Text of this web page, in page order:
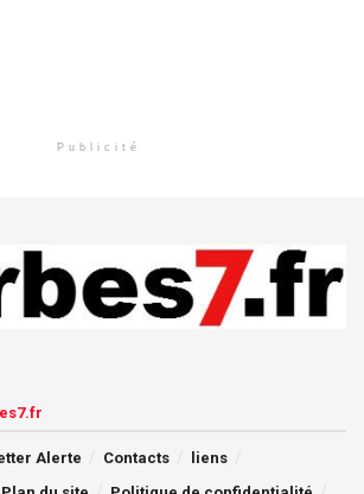
Publicité
Alerte Contacts
liens